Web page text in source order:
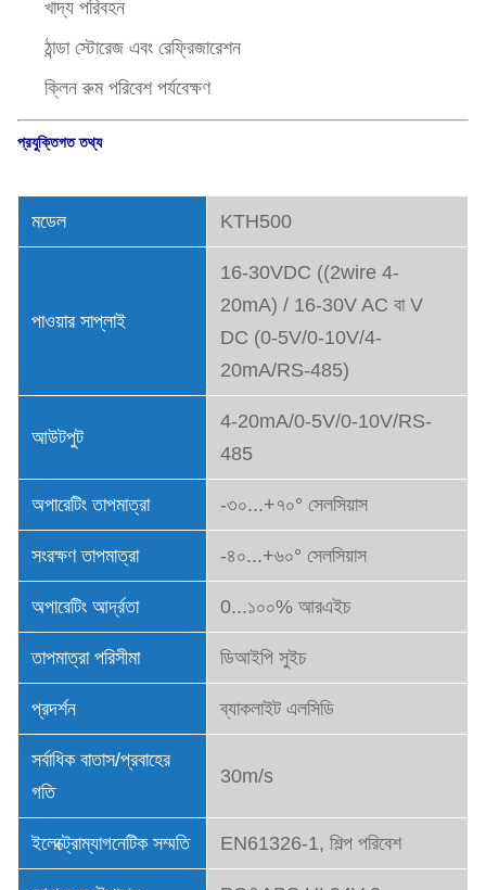
খাদ্য পরিবহন
ঠান্ডা স্টোরেজ এবং রেফ্রিজারেশন
ক্লিন রুম পরিবেশ পর্যবেক্ষণ
প্রযুক্তিগত তথ্য
মডেল KTH500
পাওয়ার সাপ্লাই
16-30VDC ((2wire 4-
20mA) / 16-30V AC বা V
DC (0-5V/0-10V/4-
20mA/RS-485)
আউটপুট
4-20mA/0-5V/0-10V/RS-
485
অপারেটিং তাপমাত্রা -৩০...+৭০° সেলসিয়াস
সংরক্ষণ তাপমাত্রা -৪০...+৬০° সেলসিয়াস
অপারেটিং আর্দ্রতা 0...১০০% আরএইচ
তাপমাত্রা পরিসীমা ডিআইপি সুইচ
প্রদর্শন ব্যাকলাইট এলসিডি
সর্বাধিক বাতাস/প্রবাহের
গতি
30m/s
ইলেক্ট্রোম্যাগনেটিক সম্মতি EN61326-1, শিল্প পরিবেশ